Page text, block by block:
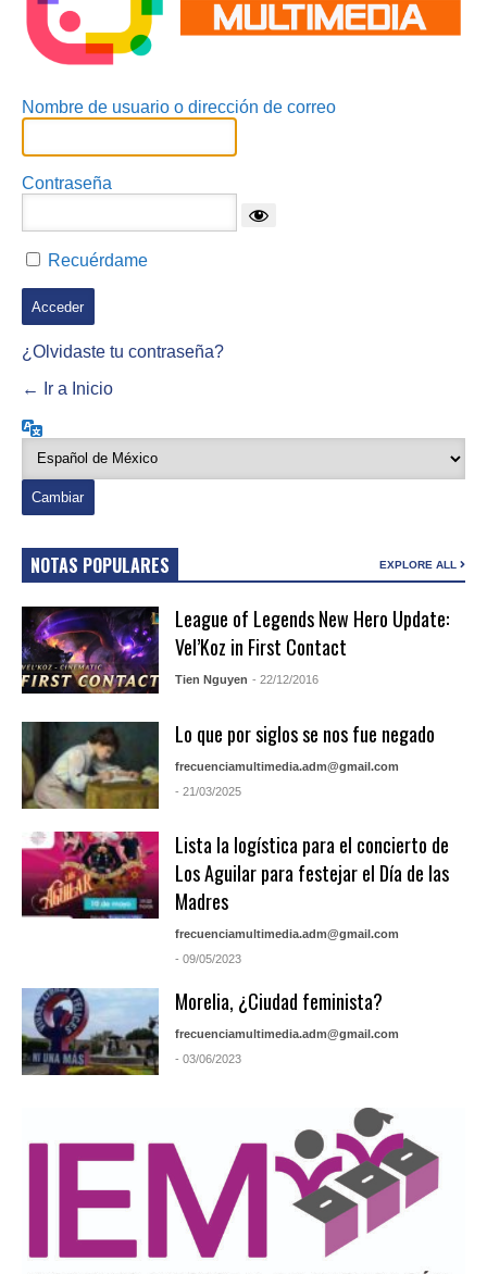
Nombre de usuario o dirección de correo
Contraseña
Recuérdame
¿Olvidaste tu contraseña?
← Ir a Inicio
NOTAS POPULARES EXPLORE ALL
League of Legends New Hero Update:
Vel’Koz in First Contact
Tien Nguyen - 22/12/2016
Lo que por siglos se nos fue negado
frecuenciamultimedia.adm@gmail.com
- 21/03/2025
Lista la logística para el concierto de
Los Aguilar para festejar el Día de las
Madres
frecuenciamultimedia.adm@gmail.com
- 09/05/2023
Morelia, ¿Ciudad feminista?
frecuenciamultimedia.adm@gmail.com
- 03/06/2023